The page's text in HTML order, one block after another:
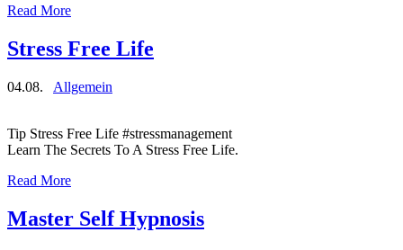
Read More
Stress Free Life
04.08. Allgemein
Tip Stress Free Life #stressmanagement
Learn The Secrets To A Stress Free Life.
Read More
Master Self Hypnosis